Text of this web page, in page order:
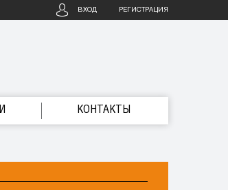
ВХОД РЕГИСТРАЦИЯ
КОНТАКТЫ